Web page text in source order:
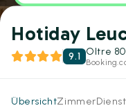
Hotiday
9.1 Oltre
ÜbersichtZimmer